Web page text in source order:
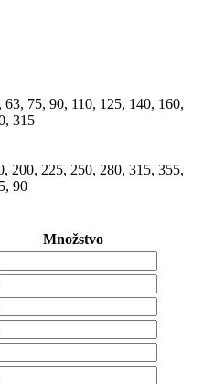
75, 90, 110, 125, 140, 160,
315
200, 225, 250, 280, 315, 355,
90
Množstvo